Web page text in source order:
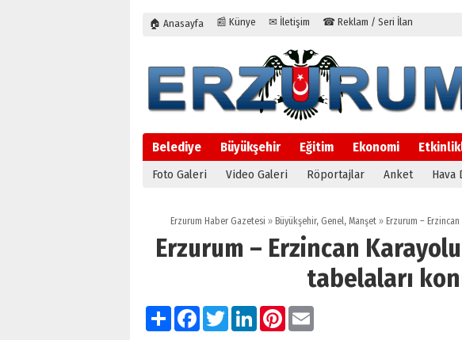
🏠 Anasayfa 📰 Künye ✉ İletişim ☎ Reklam / Seri İlan
Belediye Büyükşehir Eğitim Ekonomi
Foto Galeri Video Galeri Röportajlar Anket Hava
Erzurum Haber Gazetesi » Büyükşehir, Genel, Manşet » Erzurum –
Erzurum – Erzincan
tabelaları
PaylaşFacebook
TwitterLinkedInPinterest